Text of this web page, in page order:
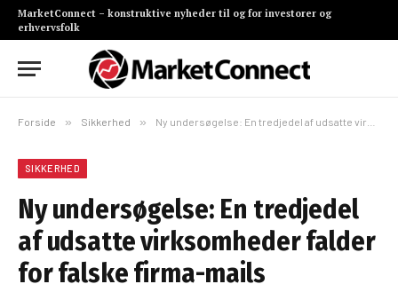
MarketConnect – konstruktive nyheder til og for investorer og
erhvervsfolk
Forside » Sikkerhed » Ny undersøgelse: En tredjedel af udsatte virksomheder falder for falske firma-mails
SIKKERHED
Ny undersøgelse: En tredjedel
af udsatte virksomheder falder
for falske firma-mails